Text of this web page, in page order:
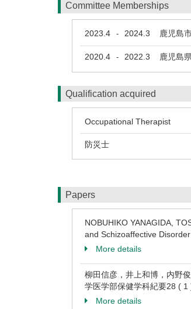
Committee Memberships
2023.4 - 2024.3 鹿児島
2020.4 - 2022.3 鹿児島
Qualification acquired
Occupational Therapist
防災士
Papers
NOBUHIKO YANAGIDA,
and Schizoaffective
More details
柳田信彦，井上和博，内野
学医学部保健学科紀要28 (
More details